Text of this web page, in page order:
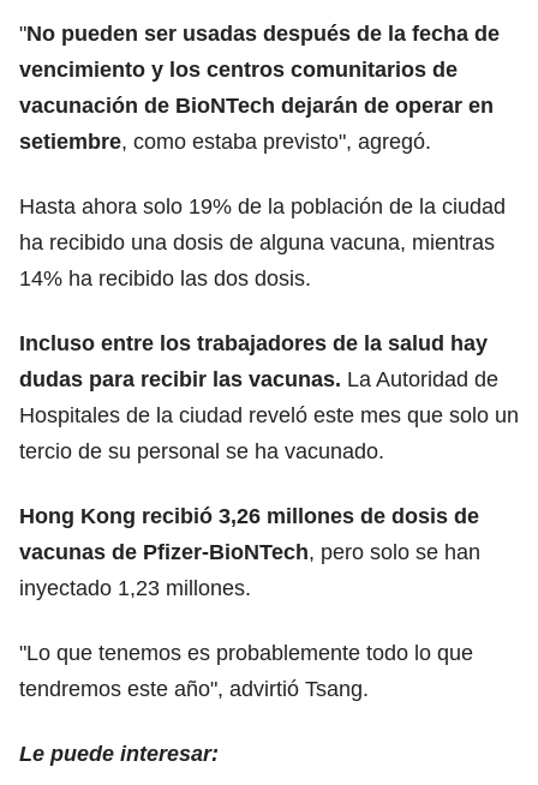
"No pueden ser usadas después de la fecha de
vencimiento y los centros comunitarios de
vacunación de BioNTech dejarán de operar en
setiembre, como estaba previsto", agregó.
Hasta ahora solo 19% de la población de la ciudad
ha recibido una dosis de alguna vacuna, mientras
14% ha recibido las dos dosis.
Incluso entre los trabajadores de la salud hay
dudas para recibir las vacunas. La Autoridad de
Hospitales de la ciudad reveló este mes que solo un
tercio de su personal se ha vacunado.
Hong Kong recibió 3,26 millones de dosis de
vacunas de Pfizer-BioNTech, pero solo se han
inyectado 1,23 millones.
"Lo que tenemos es probablemente todo lo que
tendremos este año", advirtió Tsang.
Le puede interesar: